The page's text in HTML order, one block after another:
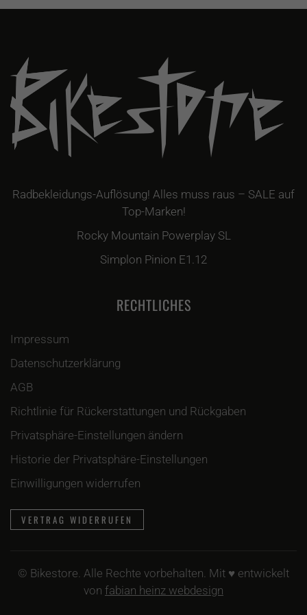
Radbekleidungs-Auflösung! Alles muss raus – SALE auf
Top-Marken!
Rocky Mountain Powerplay SL
Simplon Pinion E1.12
RECHTLICHES
Impressum
Datenschutzerklärung
AGB
Richtlinie für Rückerstattungen und Rückgaben
Privatsphäre-Einstellungen ändern
Historie der Privatsphäre-Einstellungen
Einwilligungen widerrufen
VERTRAG WIDERRUFEN
© Bikestore. Alle Rechte vorbehalten. Mit ♥ entwickelt
von fabian heinz webdesign